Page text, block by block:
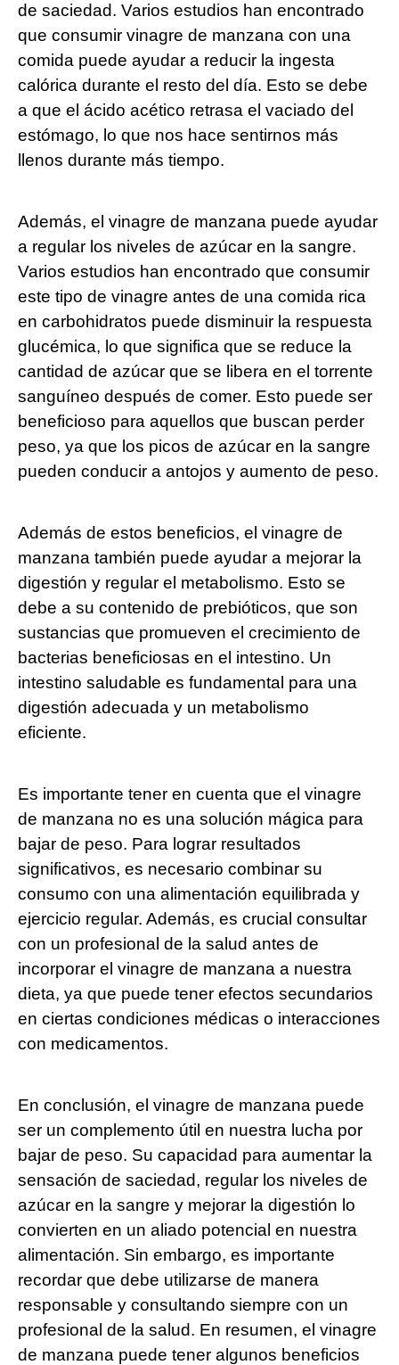
de saciedad. Varios estudios han encontrado
que consumir vinagre de manzana con una
comida puede ayudar a reducir la ingesta
calórica durante el resto del día. Esto se debe
a que el ácido acético retrasa el vaciado del
estómago, lo que nos hace sentirnos más
llenos durante más tiempo.
Además, el vinagre de manzana puede ayudar
a regular los niveles de azúcar en la sangre.
Varios estudios han encontrado que consumir
este tipo de vinagre antes de una comida rica
en carbohidratos puede disminuir la respuesta
glucémica, lo que significa que se reduce la
cantidad de azúcar que se libera en el torrente
sanguíneo después de comer. Esto puede ser
beneficioso para aquellos que buscan perder
peso, ya que los picos de azúcar en la sangre
pueden conducir a antojos y aumento de peso.
Además de estos beneficios, el vinagre de
manzana también puede ayudar a mejorar la
digestión y regular el metabolismo. Esto se
debe a su contenido de prebióticos, que son
sustancias que promueven el crecimiento de
bacterias beneficiosas en el intestino. Un
intestino saludable es fundamental para una
digestión adecuada y un metabolismo
eficiente.
Es importante tener en cuenta que el vinagre
de manzana no es una solución mágica para
bajar de peso. Para lograr resultados
significativos, es necesario combinar su
consumo con una alimentación equilibrada y
ejercicio regular. Además, es crucial consultar
con un profesional de la salud antes de
incorporar el vinagre de manzana a nuestra
dieta, ya que puede tener efectos secundarios
en ciertas condiciones médicas o interacciones
con medicamentos.
En conclusión, el vinagre de manzana puede
ser un complemento útil en nuestra lucha por
bajar de peso. Su capacidad para aumentar la
sensación de saciedad, regular los niveles de
azúcar en la sangre y mejorar la digestión lo
convierten en un aliado potencial en nuestra
alimentación. Sin embargo, es importante
recordar que debe utilizarse de manera
responsable y consultando siempre con un
profesional de la salud. En resumen, el vinagre
de manzana puede tener algunos beneficios